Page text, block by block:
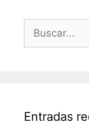
Entradas